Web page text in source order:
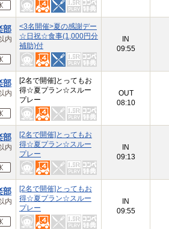
部
内
<3名開催>夏の感謝デー
☆日祝☆食事(1,000円分
補助)付
IN
09:55
部
内
[2名で開催]とってもお
得☆夏プラン☆スルー
プレー
OUT
08:10
部
内
[2名で開催]とってもお
得☆夏プラン☆スルー
プレー
IN
09:13
部
内
[2名で開催]とってもお
得☆夏プラン☆スルー
プレー
IN
09:55